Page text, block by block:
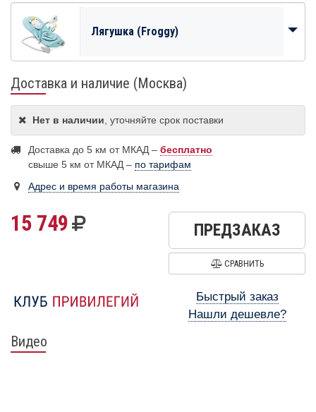
Лягушка (Froggy)
Доставка и наличие (Москва)
Нет в наличии , уточняйте срок поставки
Доставка до 5 км от МКАД – бесплатно
свыше 5 км от МКАД – по тарифам
Адрес и время работы магазина
15 749 ПРЕДЗАКАЗ
СРАВНИТЬ
Быстрый заказ
Нашли дешевле?
Видео